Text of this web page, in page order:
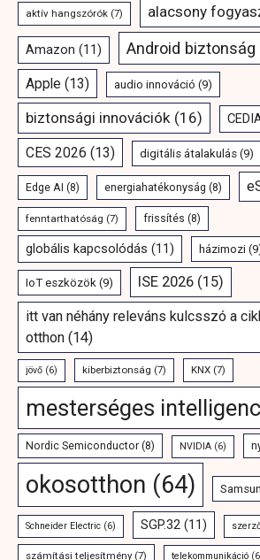
aktív hangszórók (7) alacsony
Amazon (11) Android biztonság
Apple (13) audio innováció (9)
biztonsági innovációk (16)
CES 2026 (13) digitális átalakulás (9)
Edge AI (8) energiahatékonyság (8)
fenntarthatóság (7) frissítés (8)
globális kapcsolódás (11) házimozi
IoT eszközök (9) ISE 2026 (15)
itt van néhány releváns kulcsszó a
otthon (14)
jövő (6) kiberbiztonság (7) KNX (7)
mesterséges
Nordic Semiconductor (8) NVIDIA (6)
okosotthon (64)
Schneider Electric (6) SGP.32 (11)
számítási teljesítmény(7) telekommunikáció